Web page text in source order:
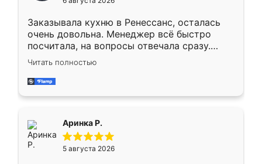
мебели буду заказывать только здесь.
Заказывала кухню в Ренессанс, осталась
очень довольна. Менеджер всё быстро
посчитала, на вопросы отвечала сразу.
Замерщик приехал в субботу, подошёл к
делу со всей ответственностью. Собрали
за день, ребята работали аккуратно, даже
Читать полностью
Аринка Р.
5 августа 2026